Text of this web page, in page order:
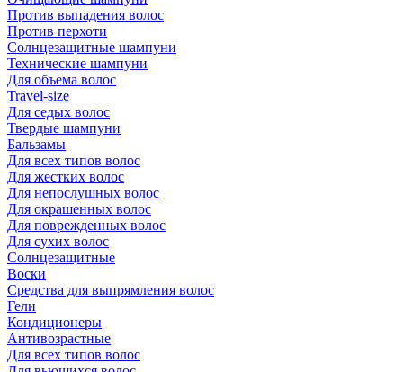
Против выпадения волос
Против перхоти
Солнцезащитные шампуни
Технические шампуни
Для объема волос
Travel-size
Для седых волос
Твердые шампуни
Бальзамы
Для всех типов волос
Для жестких волос
Для непослушных волос
Для окрашенных волос
Для поврежденных волос
Для сухих волос
Солнцезащитные
Воски
Средства для выпрямления волос
Гели
Кондиционеры
Антивозрастные
Для всех типов волос